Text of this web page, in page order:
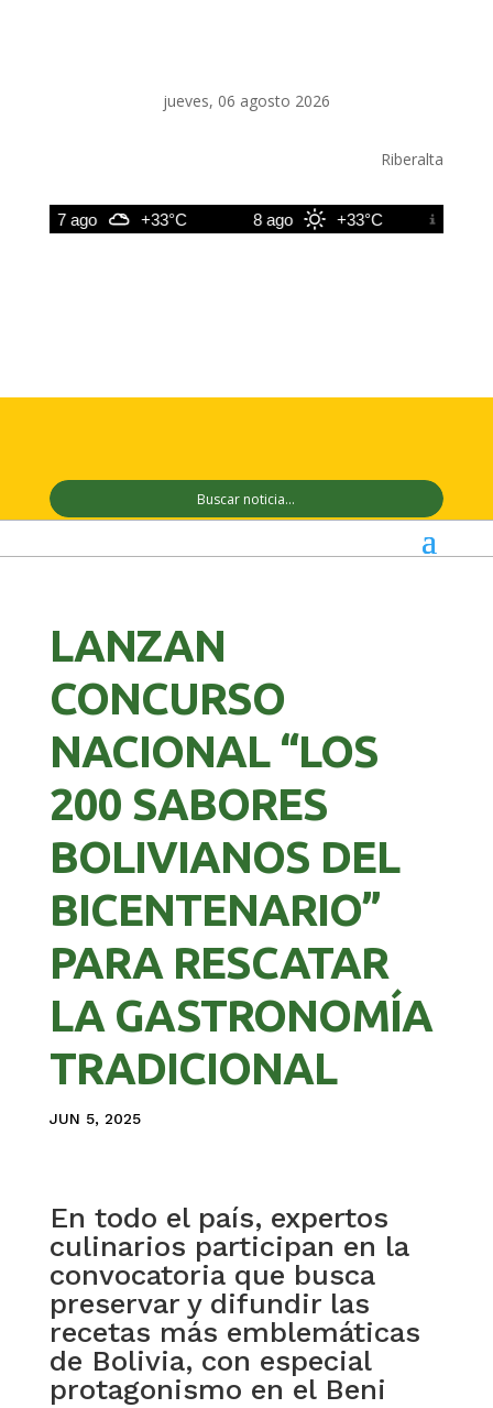
jueves, 06 agosto 2026
Riberalta
7 ago +33°C 8 ago +33°C 9 ago
LANZAN
CONCURSO
NACIONAL “LOS
200 SABORES
BOLIVIANOS DEL
BICENTENARIO”
PARA RESCATAR
LA GASTRONOMÍA
TRADICIONAL
JUN 5, 2025
En todo el país, expertos
culinarios participan en la
convocatoria que busca
preservar y difundir las
recetas más emblemáticas
de Bolivia, con especial
protagonismo en el Beni